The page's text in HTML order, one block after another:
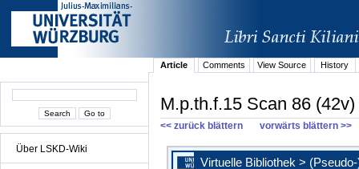
Über LSKD-Wiki
Article Comments View Source History
M.p.th.f.15 Scan 86 (42v)
<< zurück blättern vorwärts blättern >>